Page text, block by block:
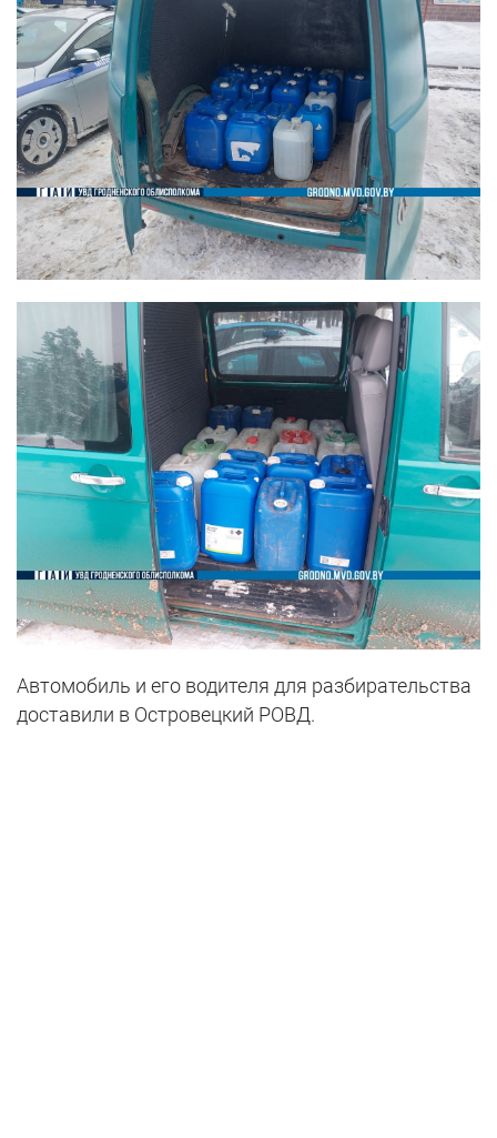
Автомобиль и его водителя для разбирательства
доставили в Островецкий РОВД.